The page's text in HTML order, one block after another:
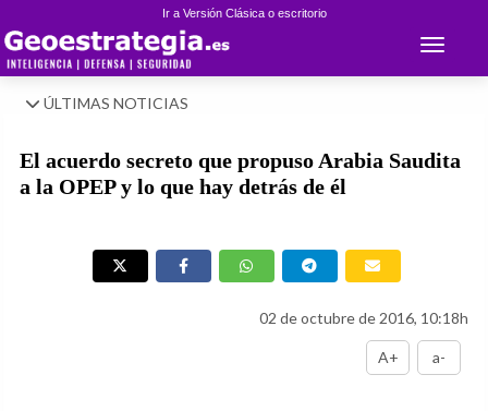
Ir a Versión Clásica o escritorio
Toggle
ÚLTIMAS NOTICIAS
El acuerdo secreto que propuso Arabia Saudita
a la OPEP y lo que hay detrás de él
02 de octubre de 2016, 10:18h
A+ a-